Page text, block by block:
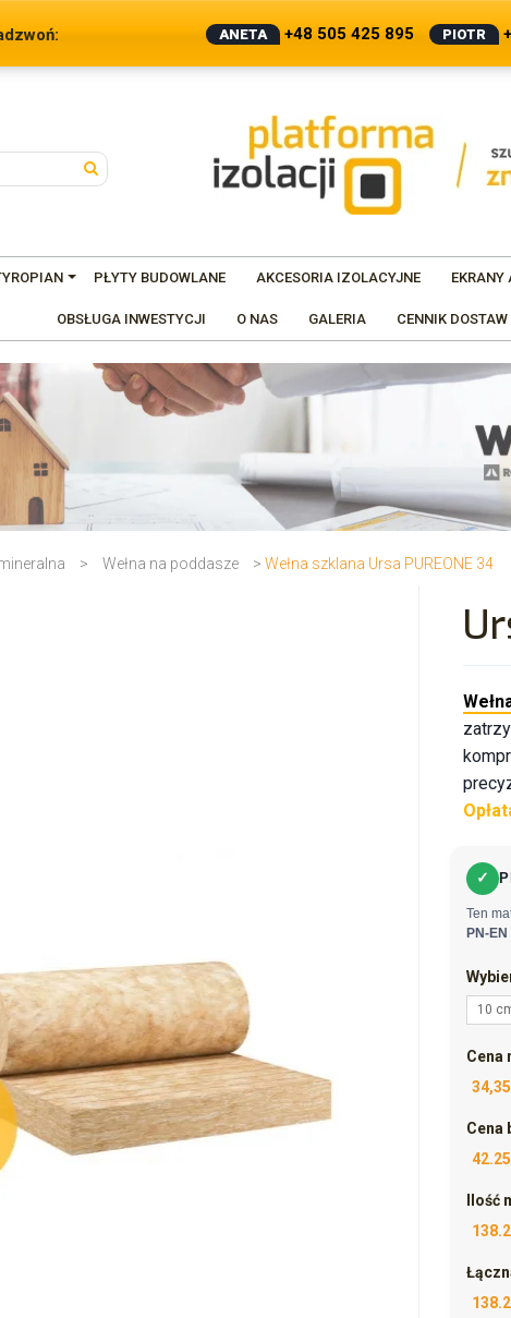
ANETA +48 505 425 895 PIOTR
PŁYTY BUDOWLANE AKCESORIA IZOLACYJNE EKRANY
OBSŁUGA INWESTYCJI O NAS GALERIA CENNIK DOSTAW
> Wełna na poddasze > Wełna szklana Ursa PUREONE 34
✓
Ten
PN-EN
10
Cena
34,35
Cena
42.25
Ilość